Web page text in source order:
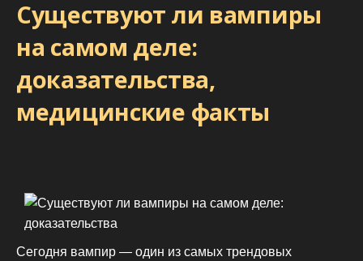
:
Cуществуют ли вампиры
на самом деле:
доказательства,
медицинские факты
Сегодня вампир — один из самых трендовых